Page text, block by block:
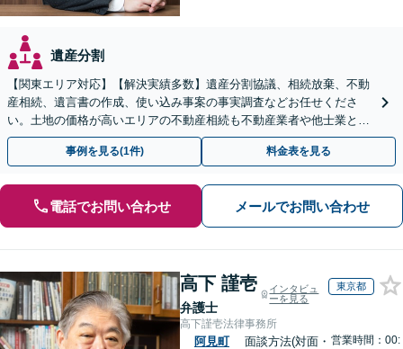
遺産分割
【関東エリア対応】【解決実績多数】遺産分割協議、相続放棄、不動
産相続、遺言書の作成、使い込み事案の事実調査などお任せくださ
い。土地の価格が高いエリアの不動産相続も不動産業者や他士業と連
携し、適切かつ円滑に対応します【初回相談無料】
事例を見る(1件) 料金表を見る
電話でお問い合わせ メールでお問い合わせ
高下 謹壱
弁護士
インタビュ
ーを見る
東京都
高下謹壱法律事務所
阿見町
面談方法(対面・ 営業時間：00: